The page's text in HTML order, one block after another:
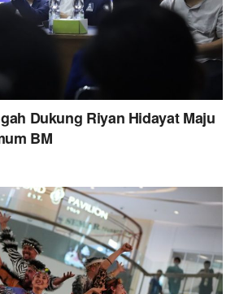
Dukung Riyan Hidayat Maju
BM